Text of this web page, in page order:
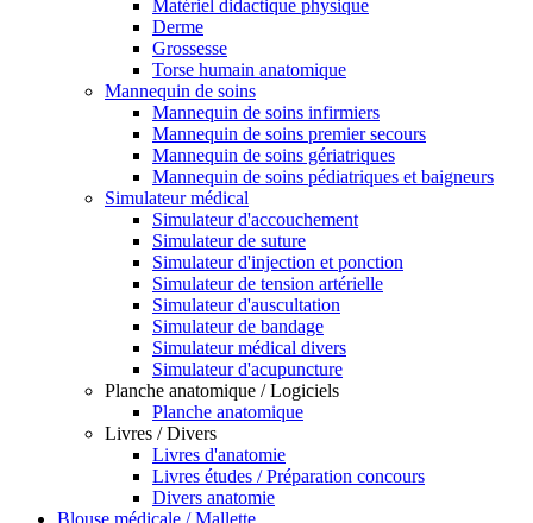
Matériel didactique physique
Derme
Grossesse
Torse humain anatomique
Mannequin de soins
Mannequin de soins infirmiers
Mannequin de soins premier secours
Mannequin de soins gériatriques
Mannequin de soins pédiatriques et baigneurs
Simulateur médical
Simulateur d'accouchement
Simulateur de suture
Simulateur d'injection et ponction
Simulateur de tension artérielle
Simulateur d'auscultation
Simulateur de bandage
Simulateur médical divers
Simulateur d'acupuncture
Planche anatomique / Logiciels
Planche anatomique
Livres / Divers
Livres d'anatomie
Livres études / Préparation concours
Divers anatomie
Blouse médicale / Mallette